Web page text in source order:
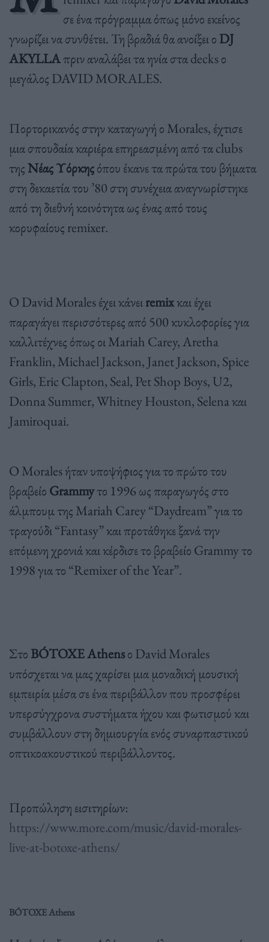
σε ένα πρόγραμμα όπως μόνο εκείνος
γνωρίζει να συνθέτει. Τη βραδιά θα ανοίξει ο DJ
AKYLLAπριν αναλάβει τα ηνία στα decks ο
μεγάλος DAVID MORALES.
Πορτορικανός στην καταγωγή ο Morales, έχτισε
μια σπουδαία καριέρα επηρεασμένη από τα clubs
τηςΝέας Υόρκηςόπου έκανε τα πρώτα του βήματα
στη δεκαετία του ’80 στη συνέχεια αναγνωρίστηκε
από τη διεθνή κοινότητα ως ένας από τους
κορυφαίους remixer.
Ο David Morales έχει κάνειremixκαι έχει
παραγάγει περισσότερες από 500 κυκλοφορίες για
καλλιτέχνες όπως οι Mariah Carey, Aretha
Franklin, Michael Jackson, Janet Jackson, Spice
Girls, Eric Clapton, Seal, Pet Shop Boys, U2,
Donna Summer, Whitney Houston, Selena και
Jamiroquai.
Ο Morales ήταν υποψήφιος για το πρώτο του
βραβείο Grammyτο 1996 ως παραγωγός στο
άλμπουμ της Mariah Carey “Daydream” για το
τραγούδι “Fantasy” και προτάθηκε ξανά την
επόμενη χρονιά και κέρδισε το βραβείο Grammy το
1998 για το “Remixer of the Year”.
ΣτοBÓTOXE Athensο David Morales
υπόσχεται να μας χαρίσει μια μοναδική μουσική
εμπειρία μέσα σε ένα περιβάλλον που προσφέρει
υπερσύγχρονα συστήματα ήχου και φωτισμού και
συμβάλλουν στη δημιουργία ενός συναρπαστικού
οπτικοακουστικού περιβάλλοντος.
Προπώληση εισιτηρίων:
https://www.more.com/music/david-morales-
live-at-botoxe-athens/
BÓTOXE Athens